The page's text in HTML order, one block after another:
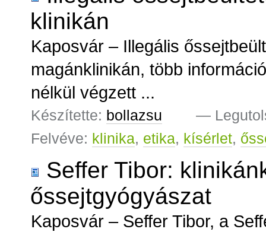
klinikán
Kaposvár – Illegális
magánklinikán, több
nélkül végzett ...
Készítette: bollazsu —
Felvéve: klinika, etika, kísérlet,
Seffer Tibor:
őssejtgyógyászat
Kaposvár – Seffer Tibor, a